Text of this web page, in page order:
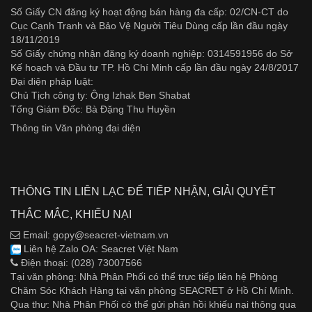
Số Giấy CN đăng ký hoạt động bán hàng đa cấp: 02/CN-CT do
Cục Cạnh Tranh và Bảo Vệ Người Tiêu Dùng cấp lần đầu ngày
18/11/2019
Số Giấy chứng nhận đăng ký doanh nghiệp: 0314591956 do Sở
Kế hoạch và Đầu tư TP. Hồ Chí Minh cấp lần đầu ngày 24/8/2017
Đại diện pháp luật:
Chủ Tịch công ty: Ông Izhak Ben Shabat
Tổng Giám Đốc: Bà Đặng Thu Huyền
Thông tin Văn phòng đại diện
THÔNG TIN LIÊN LẠC ĐỂ TIẾP NHẬN, GIẢI QUYẾT
THẮC MẮC, KHIẾU NẠI
Email: gopy@seacret-vietnam.vn
Liên hệ Zalo OA: Seacret Việt Nam
Điện thoại: (028) 73007566
Tại văn phòng: Nhà Phân Phối có thể trực tiếp liên hệ Phòng
Chăm Sóc Khách Hàng tại văn phòng SEACRET ở Hồ Chí Minh.
Qua thư: Nhà Phân Phối có thể gửi phản hồi khiếu nại thông qua